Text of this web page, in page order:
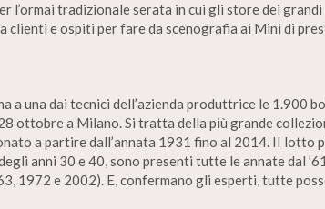
l’ormai tradizionale serata in cui gli store dei grandi
clienti e ospiti per fare da scenografia ai Mini di
a una dai tecnici dell’azienda produttrice le 1.900
ottobre a Milano. Si tratta della più grande
a partire dall’annata 1931 fino al 2014. II lotto
anni 30 e 40, sono presenti tutte le annate dal
1972 e 2002). E, confermano gli esperti, tutte